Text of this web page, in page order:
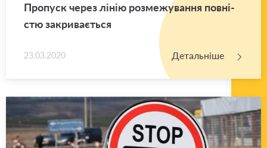
Про­пуск через лінію роз­ме­жу­ва­н­ня пов­ні­
стю за­кри­ва­є­ться
23.03.2020 Детальніше